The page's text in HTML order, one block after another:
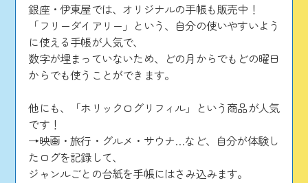
銀座・伊東屋では、オリジナルの手帳も販売中！
「フリーダイアリー」という、自分の使いやすいよう
に使える手帳が人気で、
数字が埋まっていないため、どの月からでもどの曜日
からでも使うことができます。
他にも、「ホリックログリフィル」という商品が人気
です！
→映画・旅行・グルメ・サウナ…など、自分が体験し
たログを記録して、
ジャンルごとの台紙を手帳にはさみ込みます。